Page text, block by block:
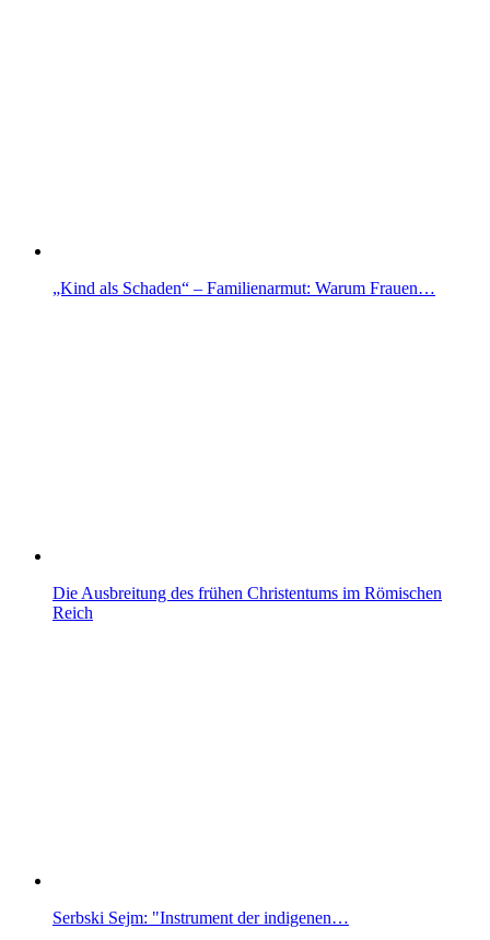
„Kind als Schaden“ – Familienarmut: Warum Frauen…
Die Ausbreitung des frühen Christentums im Römischen
Reich
Serbski Sejm: "Instrument der indigenen…